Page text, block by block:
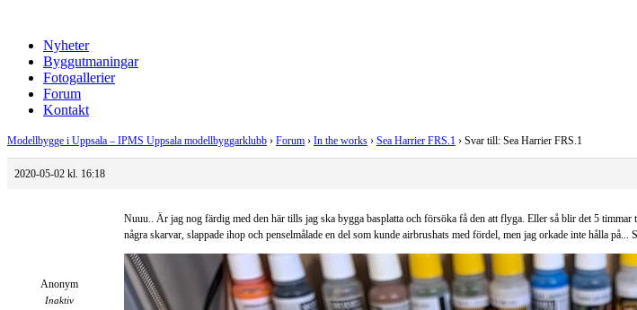
Nyheter
Byggutmaningar
Fotogallerier
Forum
Kontakt
Modellbygge i Uppsala – IPMS Uppsala modellbyggarklubb › Forum › In the works › Sea Harrier FRS.1 › Svar till: Sea Harrier FRS.1
2020-05-02 kl. 16:18
Anonym
Inaktiv
Nuuu.. Är jag nog färdig med den här tills jag ska bygga basplatta och försöka få den att flyga. Eller så blir det 5
några skarvar, slappade ihop och penselmålade en del som kunde airbrushats med fördel, men jag orkade inte hålla på...